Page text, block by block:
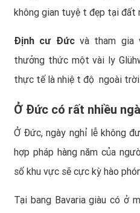
không gian tuyệt đẹp tại đất
Định cư Đứcvà tham gia
thưởng thức một vài ly
thực tế là nhiệt độ ngoài trời
Ở Đức có rất nhiều
Ở Đức, ngày nghỉ lễ không
hợp pháp hàng năm của
số khu vực sẽ cực kỳ hào
Tại bang Bavaria giàu có ở